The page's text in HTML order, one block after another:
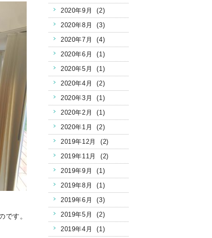
です。
2020年9月 (2)
2020年8月 (3)
2020年7月 (4)
2020年6月 (1)
2020年5月 (1)
2020年4月 (2)
2020年3月 (1)
2020年2月 (1)
2020年1月 (2)
2019年12月 (2)
2019年11月 (2)
2019年9月 (1)
2019年8月 (1)
2019年6月 (3)
2019年5月 (2)
2019年4月 (1)